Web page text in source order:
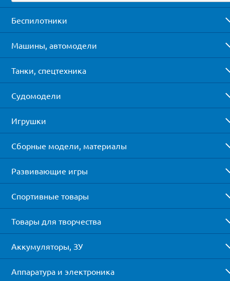
Беспилотники
Машины, автомодели
Танки, спецтехника
Судомодели
Игрушки
Сборные модели, материалы
Развивающие игры
Спортивные товары
Товары для творчества
Аккумуляторы, ЗУ
Аппаратура и электроника